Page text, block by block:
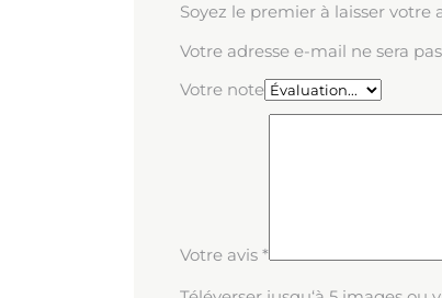
Soyez le premier à laisser votre
Votre adresse e-mail ne sera
Votre note
Votre avis *